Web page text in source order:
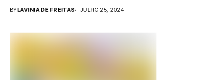
BYLAVINIA DE FREITAS JULHO 25, 2024